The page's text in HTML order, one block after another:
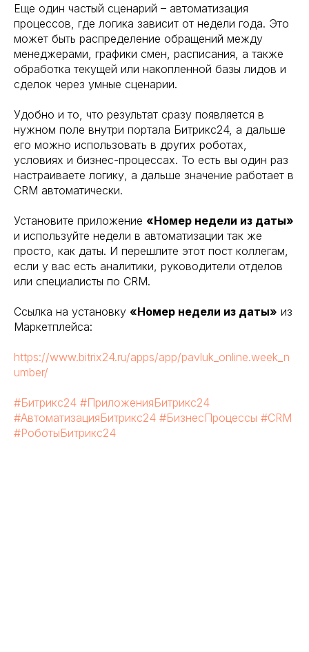
Еще один частый сценарий – автоматизация
процессов, где логика зависит от недели года. Это
может быть распределение обращений между
менеджерами, графики смен, расписания, а также
обработка текущей или накопленной базы лидов и
сделок через умные сценарии.
Удобно и то, что результат сразу появляется в
нужном поле внутри портала Битрикс24, а дальше
его можно использовать в других роботах,
условиях и бизнес-процессах. То есть вы один раз
настраиваете логику, а дальше значение работает в
CRM автоматически.
Установите приложение «Номер недели из даты»
и используйте недели в автоматизации так же
просто, как даты. И перешлите этот пост коллегам,
если у вас есть аналитики, руководители отделов
или специалисты по CRM.
Ссылка на установку «Номер недели из даты» из
Маркетплейса:
https://www.bitrix24.ru/apps/app/pavluk_online.week_n
umber/
#Битрикс24 #ПриложенияБитрикс24
#АвтоматизацияБитрикс24 #БизнесПроцессы #CRM
#РоботыБитрикс24